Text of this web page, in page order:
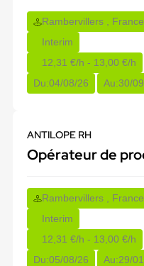
Rambervillers , France
Interim
12,31 €/h - 13,00 €/h
Du:04/08/26 Au:30/
ANTILOPE RH
Opérateur de
Rambervillers , France
Interim
12,31 €/h - 13,00 €/h
Du:05/08/26 Au:29/